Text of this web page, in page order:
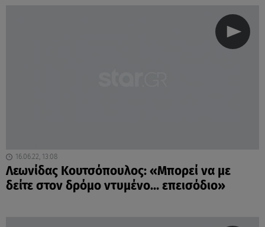
16.06.22, 13:08
Λεωνίδας Κουτσόπουλος: «Μπορεί να με
δείτε στον δρόμο ντυμένο… επεισόδιο»